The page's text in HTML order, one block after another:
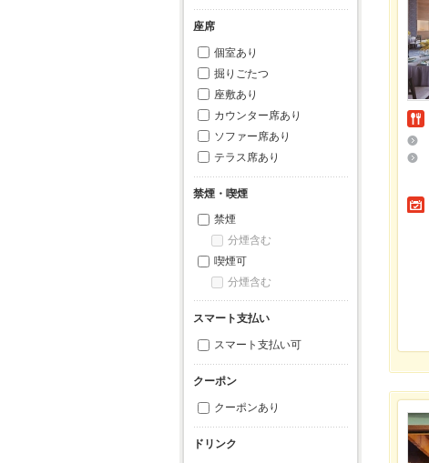
座席
個室あり
掘りごたつ
座敷あり
カウンター席あり
ソファー席あり
テラス席あり
禁煙・喫煙
禁煙
分煙含む
喫煙可
分煙含む
スマート支払い
スマート支払い可
クーポン
クーポンあり
ドリンク